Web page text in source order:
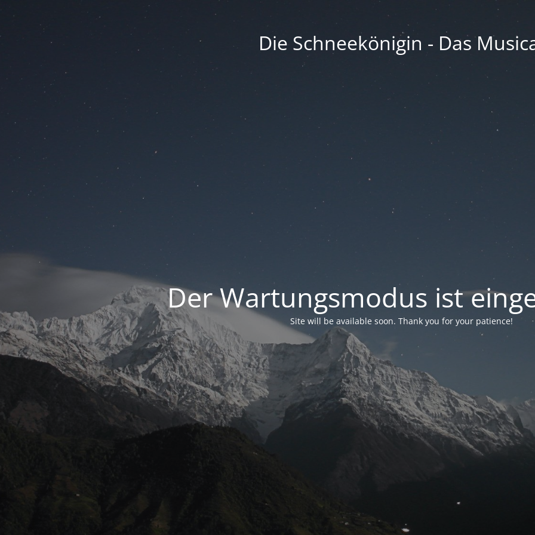
Die Schneekönigin - Das
Der Wartungsmodus ist
Site will be available soon. Thank you for your patience!